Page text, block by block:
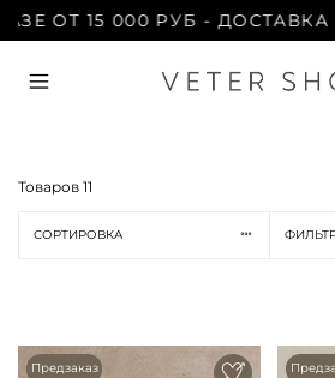
15 000 РУБ - ДОСТАВКА ПО
Товаров 11
СОРТИРОВКА
Предзаказ